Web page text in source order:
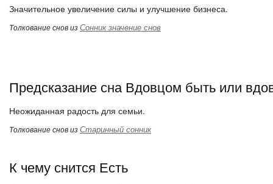
Значительное увеличение силы и улучшение бизнеса.
Толкование снов изСонник значение снов
Предсказание сна Вдовцом быть или
Неожиданная радость для семьи.
Толкование снов изСтаринный сонник
К чему снится Есть